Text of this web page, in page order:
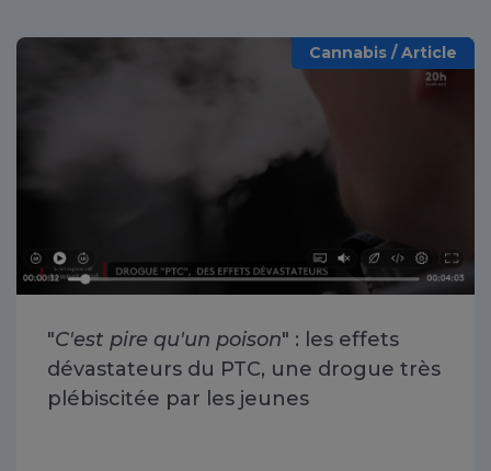
Cannabis / Article
"C'est pire qu'un poison" : les effets
dévastateurs du PTC, une drogue très
plébiscitée par les jeunes